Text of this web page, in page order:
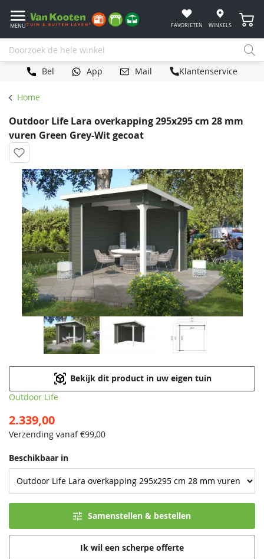
MENU FAVORIETEN WINKELS
Bel App Mail Klantenservice
Home
Outdoor Life Lara overkapping 295x295 cm 28 mm
vuren Green Grey-Wit gecoat
Bekijk dit product in uw eigen tuin
Outdoor Life
2.339,00
Verzending vanaf €99,00
Beschikbaar in
Samenstellen & bestellen
Ik wil een scherpe offerte